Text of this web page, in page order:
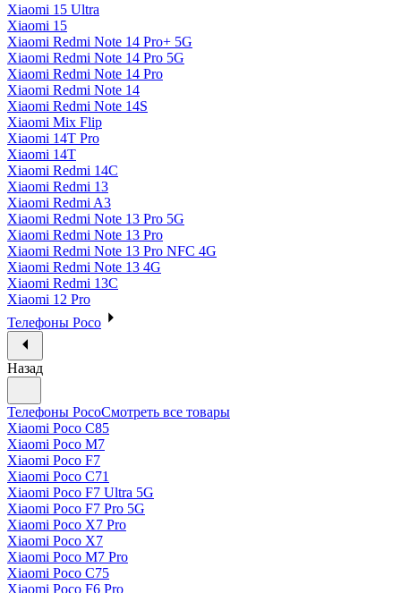
Xiaomi 15 Ultra
Xiaomi 15
Xiaomi Redmi Note 14 Pro+ 5G
Xiaomi Redmi Note 14 Pro 5G
Xiaomi Redmi Note 14 Pro
Xiaomi Redmi Note 14
Xiaomi Redmi Note 14S
Xiaomi Mix Flip
Xiaomi 14T Pro
Xiaomi 14T
Xiaomi Redmi 14C
Xiaomi Redmi 13
Xiaomi Redmi A3
Xiaomi Redmi Note 13 Pro 5G
Xiaomi Redmi Note 13 Pro
Xiaomi Redmi Note 13 Pro NFC 4G
Xiaomi Redmi Note 13 4G
Xiaomi Redmi 13C
Xiaomi 12 Pro
Телефоны Poco
Назад
Телефоны PocoСмотреть все товары
Xiaomi Poco C85
Xiaomi Poco M7
Xiaomi Poco F7
Xiaomi Poco C71
Xiaomi Poco F7 Ultra 5G
Xiaomi Poco F7 Pro 5G
Xiaomi Poco X7 Pro
Xiaomi Poco X7
Xiaomi Poco M7 Pro
Xiaomi Poco C75
Xiaomi Poco F6 Pro